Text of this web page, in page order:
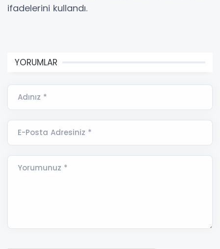
ifadelerini kullandı.
YORUMLAR
Adınız *
E-Posta Adresiniz *
Yorumunuz *